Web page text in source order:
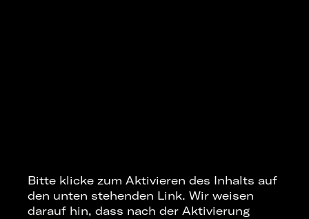
Bitte klicke zum Aktivieren des Inhalts auf
den unten stehenden Link. Wir weisen
darauf hin, dass nach der Aktivierung